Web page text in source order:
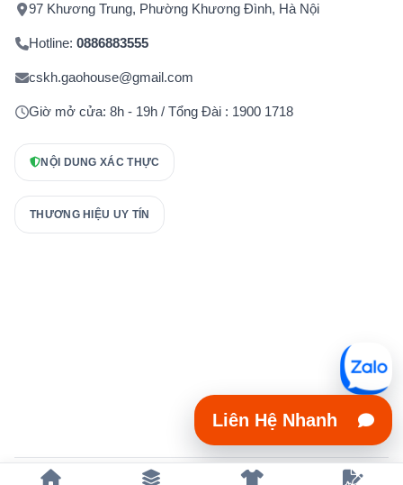
97 Khương Trung, Phường Khương Đình, Hà Nội
Hotline: 0886883555
cskh.gaohouse@gmail.com
Giờ mở cửa: 8h - 19h / Tổng Đài : 1900 1718
NỘI DUNG XÁC THỰC
THƯƠNG HIỆU UY TÍN
Copyright 2023 © xuongmayaodongphuc.vn
Liên Hệ Nhanh